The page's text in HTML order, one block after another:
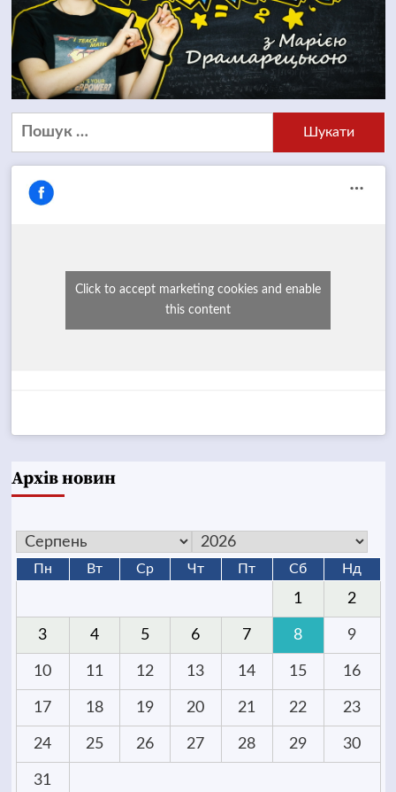
Пошук:
Click to accept marketing cookies and enable
this content
Архів новин
Пн Вт Ср Чт Пт Сб Нд
1 2
3 4 5 6 7 8 9
10 11 12 13 14 15 16
17 18 19 20 21 22 23
24 25 26 27 28 29 30
31